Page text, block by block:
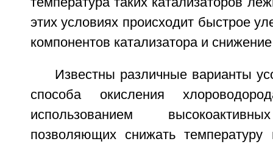
этих условиях происходит быстрое
компонентов катализатора и
Известны различные варианты
способа окисления
использованием
позволяющих снижать